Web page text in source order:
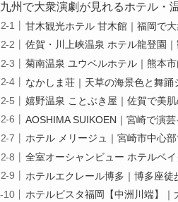
九州で大衆演劇が見れるホテル・
甘木観光ホテル 甘木館｜福岡で
佐賀・川上峡温泉 ホテル龍登園
菊南温泉 ユウベルホテル｜熊本
なかしま荘｜天草の海景色と舞
嬉野温泉 ことぶき屋｜佐賀で美
AOSHIMA SUIKOEN｜宮崎で演
ホテル メリージュ｜宮崎市中心
全室オーシャンビュー ホテルベ
ホテルエクレール博多｜博多座
ホテルビスタ福岡【中洲川端】